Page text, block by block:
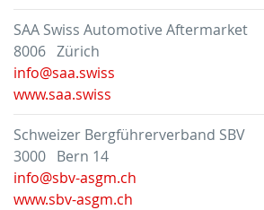
SAA Swiss Automotive Aftermarket
8006 Zürich
info@saa.swiss
www.saa.swiss
Schweizer Bergführerverband SBV
3000 Bern 14
info@sbv-asgm.ch
www.sbv-asgm.ch